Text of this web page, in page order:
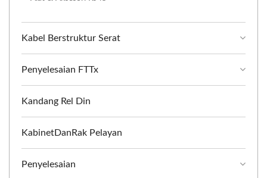
Kabel Berstruktur Serat
Penyelesaian FTTx
Kandang Rel Din
KabinetDanRak Pelayan
Penyelesaian